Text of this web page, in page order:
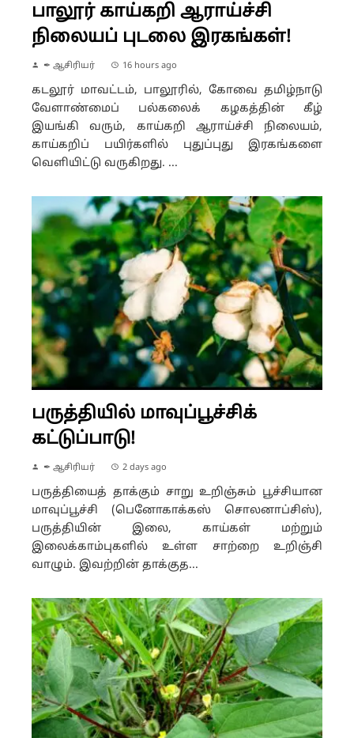
பாலூர் காய்கறி ஆராய்ச்சி
நிலையப் புடலை இரகங்கள்!
✒ ஆசிரியர் 16 hours ago
கடலூர் மாவட்டம், பாலூரில், கோவை தமிழ்நாடு
வேளாண்மைப் பல்கலைக் கழகத்தின் கீழ்
இயங்கி வரும், காய்கறி ஆராய்ச்சி நிலையம்,
காய்கறிப் பயிர்களில் புதுப்புது இரகங்களை
வெளியிட்டு வருகிறது. ...
பருத்தியில் மாவுப்பூச்சிக்
கட்டுப்பாடு!
✒ ஆசிரியர் 2 days ago
பருத்தியைத் தாக்கும் சாறு உறிஞ்சும் பூச்சியான
மாவுப்பூச்சி (பெனோகாக்கஸ் சொலனாப்சிஸ்),
பருத்தியின் இலை, காய்கள் மற்றும்
இலைக்காம்புகளில் உள்ள சாற்றை உறிஞ்சி
வாழும். இவற்றின் தாக்குத...